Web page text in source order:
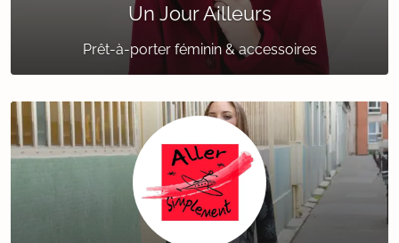
Un Jour Ailleurs
Prêt-à-porter féminin & accessoires